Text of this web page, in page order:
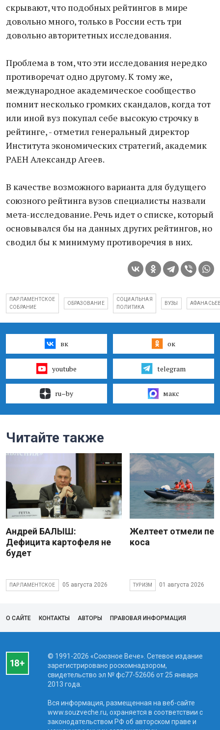
скрывают, что подобных рейтингов в мире
довольно много, только в России есть три
довольно авторитетных исследования.
Проблема в том, что эти исследования нередко
противоречат одно другому. К тому же,
международное академическое сообщество
помнит несколько громких скандалов, когда тот
или иной вуз покупал себе высокую строчку в
рейтинге, - отметил генеральный директор
Института экономических стратегий, академик
РАЕН Александр Агеев.
В качестве возможного варианта для будущего
союзного рейтинга вузов специалисты назвали
мета-исследование. Речь идет о списке, который
основывался бы на данных других рейтингов, но
сводил бы к минимуму противоречия в них.
ПАРЛАМЕНТСКОЕ
СОБРАНИЕ
ОБРАЗОВАНИЕ
СОЦИАЛЬНАЯ
ПОЛИТИКА
ВУЗЫ
вк ок
youtube telegram
ru–by макс
Читайте также
Андрей БАЛЫШ:
Дефицита картофеля не
будет
ПАРЛАМЕНТСКОЕ 05 августа 2026
Желтеет отмели
коса
ТУРИЗМ 01 августа 2026
О САЙТЕ КОНТАКТЫ АВТОРЫ ПРАВОВАЯ ИНФОРМАЦИЯ
© 1991-2026 «Союзное Вече». Сетевое издание
зарегистрировано роскомнадзором,
свидетельство эл № фc77-52606 от 25 января
2013 года.
Вся информация, размещенная на веб-сайте
www.souzveche.ru, охраняется в соответствии с
законодательством РФ об авторском праве и